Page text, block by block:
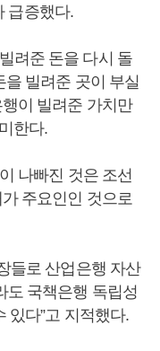
급증했다.
려준 돈을 다시 돌
빌려준 곳이 부실
이 빌려준 가치만
한다.
나빠진 것은 조선
주요인인 것으로
들로 산업은행 자산
도 국책은행 독립성
있다”고 지적했다.